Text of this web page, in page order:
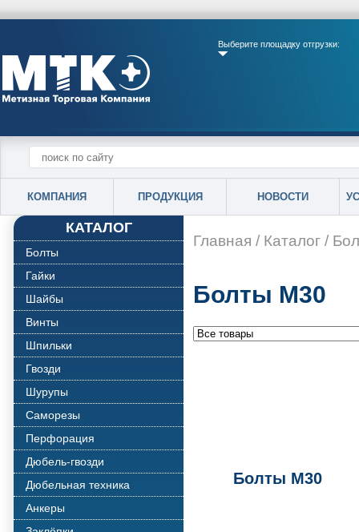
Выберите площадку отгрузки:
КОМПАНИЯ ПРОДУКЦИЯ НОВОСТИ
КАТАЛОГ
Болты
Гайки
Шайбы
Винты
Шпильки
Гвозди
Шурупы
Саморезы
Перфорация
Дюбель-гвозди
Дюбельная техника
Анкеры
Главная / Каталог /
Болты М30
Болты М30